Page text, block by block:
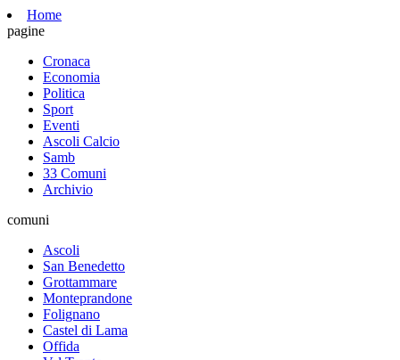
Home
pagine
Cronaca
Economia
Politica
Sport
Eventi
Ascoli Calcio
Samb
33 Comuni
Archivio
comuni
Ascoli
San Benedetto
Grottammare
Monteprandone
Folignano
Castel di Lama
Offida